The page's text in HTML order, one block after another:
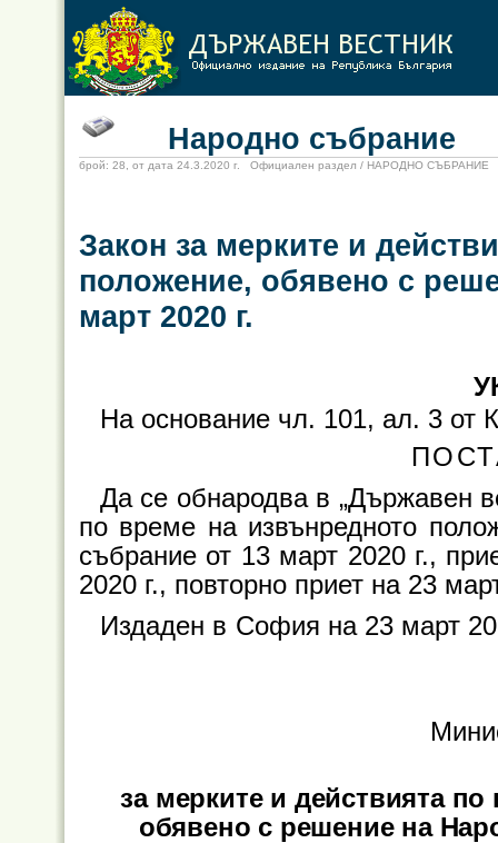
Народно събрание
брой: 28, от дата 24.3.2020 г. Официален раздел / НАРОДНО СЪБРАНИЕ
Закон за мерките и
положение, обявено с
март 2020 г.
На основание чл. 101, ал. 3 от
Да се обнародва в „Държавен
по време на извънредното
събрание от 13 март 2020 г.,
2020 г., повторно приет на 23
Издаден в София на 23 март
за мерките и действията
обявено с решение на